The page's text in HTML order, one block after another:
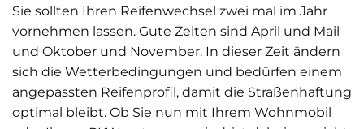
Sie sollten Ihren Reifenwechsel zwei mal im Jahr
vornehmen lassen. Gute Zeiten sind April und Mail
und Oktober und November. In dieser Zeit ändern
sich die Wetterbedingungen und bedürfen einem
angepassten Reifenprofil, damit die Straßenhaftung
optimal bleibt. Ob Sie nun mit Ihrem Wohnmobil